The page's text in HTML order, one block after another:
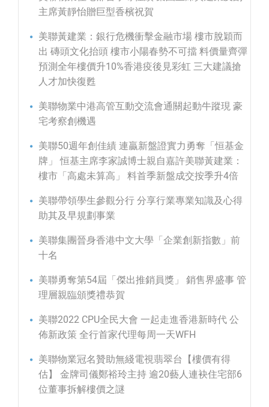
主席黃靜怡贈巨型香檳祝賀
美聯黃建業：銀行危機衝擊金融市場 樓市脫穎而
出 磚頭文化抬頭 樓市小陽春勢不可擋 料價量齊彈
預測全年樓價升10%香港疫後見彩虹 三大建議搶
人才加快復甦
美聯物業中港高管互動交流會通關起動牛蹤現 豪
宅考察創機遇
美聯50週年創佳績 連贏新盤證實力勇奪「恒基金
牌」 恒基主席李家誠博士親自嘉許美聯黃建業：
樓市「高處未算高」 料首季新盤成交按季升4倍
美聯帶領學生參觀分行 分享行業專業知識及心得
助其及早規劃事業
美聯集團晉身香港中文大學「企業創新指數」前
十名
美聯勇奪第54屆「傑出推銷員獎」 銷售界盛事 管
理層親臨頒獎禮恭賀
美聯2022 CPU全民大會 一起走進香港新時代 公
佈新政策 全行首家代理每周一天WFH
美聯物業冠名贊助無綫電視翡翠台【樓價有得
估】 金牌司儀鄭裕玲主持 逾20藝人連袂住宅部6
位董事拆解樓價之謎